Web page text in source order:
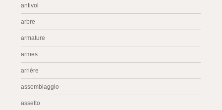
antivol
arbre
armature
armes
arrière
assemblaggio
assetto